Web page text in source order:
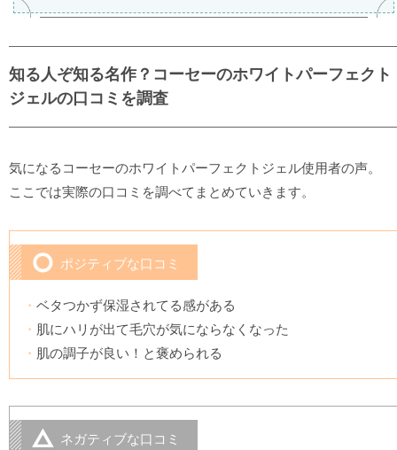
知る人ぞ知る名作？コーセーのホワイトパーフェクト
ジェルの口コミを調査
気になるコーセーのホワイトパーフェクトジェル使用者の声。
ここでは実際の口コミを調べてまとめていきます。
ポジティブな口コミ
ベタつかず保湿されてる感がある
肌にハリが出て毛穴が気にならなくなった
肌の調子が良い！と褒められる
ネガティブな口コミ